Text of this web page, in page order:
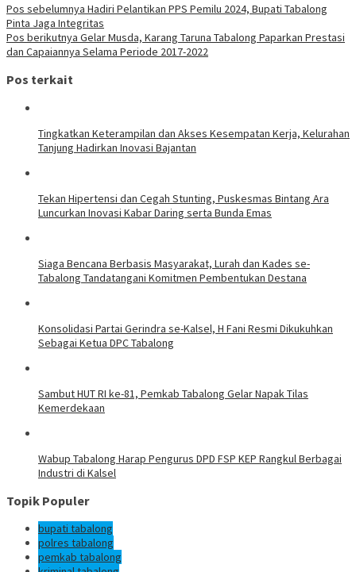
Pos sebelumnya Hadiri Pelantikan PPS Pemilu 2024, Bupati Tabalong
Pinta Jaga Integritas
Pos berikutnya Gelar Musda, Karang Taruna Tabalong Paparkan Prestasi
dan Capaiannya Selama Periode 2017-2022
Pos terkait
Tingkatkan Keterampilan dan Akses Kesempatan Kerja, Kelurahan
Tanjung Hadirkan Inovasi Bajantan
Tekan Hipertensi dan Cegah Stunting, Puskesmas Bintang Ara
Luncurkan Inovasi Kabar Daring serta Bunda Emas
Siaga Bencana Berbasis Masyarakat, Lurah dan Kades se-
Tabalong Tandatangani Komitmen Pembentukan Destana
Konsolidasi Partai Gerindra se-Kalsel, H Fani Resmi Dikukuhkan
Sebagai Ketua DPC Tabalong
Sambut HUT RI ke-81, Pemkab Tabalong Gelar Napak Tilas
Kemerdekaan
Wabup Tabalong Harap Pengurus DPD FSP KEP Rangkul Berbagai
Industri di Kalsel
Topik Populer
bupati tabalong
polres tabalong
pemkab tabalong